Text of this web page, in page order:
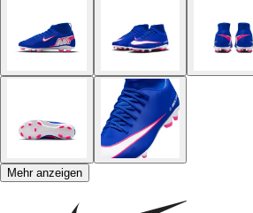
Mehr anzeigen